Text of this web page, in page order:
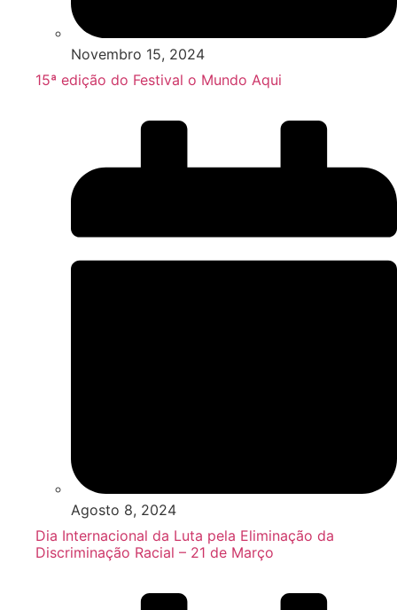
Novembro 15, 2024
15ª edição do Festival o Mundo Aqui
Agosto 8, 2024
Dia Internacional da Luta pela Eliminação da
Discriminação Racial – 21 de Março